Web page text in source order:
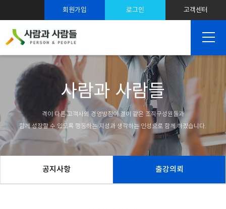
회원가입 로그인 고객센터
사람과 사람들
격이 다른 고객사의 경영방침이 결이 같은 조직구성원들과
함께 성장할 수 있도록 행동하는 지성과 생각하는 인성으로 함께 하겠습니다.
공지사항 출강의뢰